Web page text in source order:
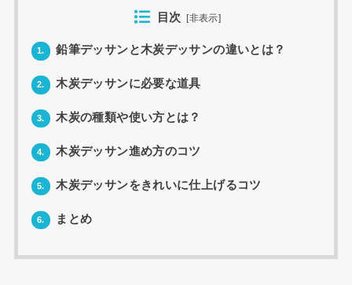
目次 [非表示]
1. 鉛筆デッサンと木炭デッサンの違いとは？
2. 木炭デッサンに必要な道具
3. 木炭の種類や使い方とは？
4. 木炭デッサン進め方のコツ
5. 木炭デッサンをきれいに仕上げるコツ
6. まとめ